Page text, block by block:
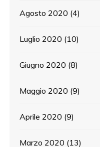
Agosto 2020 (4)
Luglio 2020 (10)
Giugno 2020 (8)
Maggio 2020 (9)
Aprile 2020 (9)
Marzo 2020 (13)